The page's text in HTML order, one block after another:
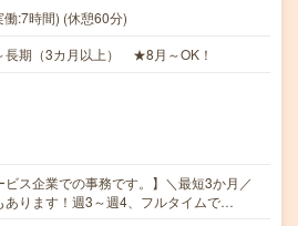
:7時間) (休憩60分)
長期（3カ月以上） ★8月～OK！
ビス企業での事務です。】＼最短3か月／
あります！週3～週4、フルタイムで…